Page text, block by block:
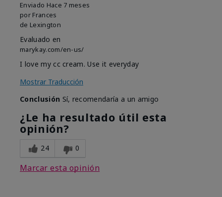
Enviado Hace 7 meses
por Frances
de Lexington
Evaluado en
marykay.com/en-us/
I love my cc cream. Use it everyday
Mostrar Traducción
Conclusión Sí, recomendaría a un amigo
¿Le ha resultado útil esta
opinión?
24 0
Marcar esta opinión